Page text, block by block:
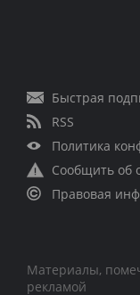
Быстрая
RSS
Политика
Сообщить об
Правовая
Материалы,
рекламой